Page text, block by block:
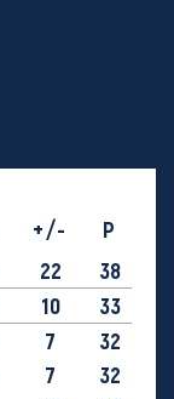
+/-
P
22
38
10
33
7
32
7
32